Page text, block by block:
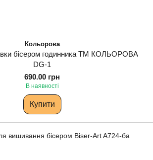
Кольорова
бісером годинника ТМ КОЛЬОРОВА
DG-1
690.00 грн
В наявності
Купити